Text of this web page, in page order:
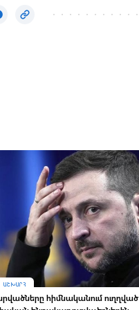
ԱՇԽԱՐՀ
հիմնականում ուղղված